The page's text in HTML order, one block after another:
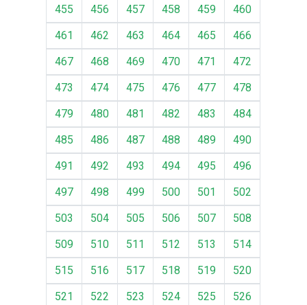
455 456 457 458 459
460
461
462 463 464 465
466
467
468 469 470 471
472
473
474 475 476 477
478
479
480 481 482 483
484
485
486 487 488 489
490
491
492 493 494 495
496
497
498 499 500 501
502
503
504 505 506 507
508
509
510 511 512 513
514
515
516 517 518 519
520
521
522 523 524 525
526